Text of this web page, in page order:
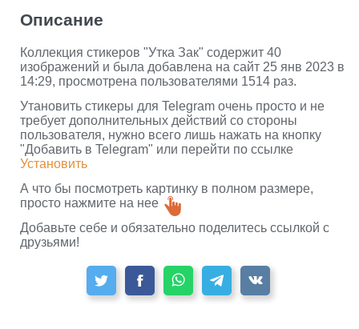
Описание
Коллекция стикеров "Утка Зак" содержит 40
изображений и была добавлена на сайт 25 янв 2023 в
14:29, просмотрена пользователями 1514 раз.
Утановить стикеры для Telegram очень просто и не
требует дополнительных действий со стороны
пользователя, нужно всего лишь нажать на кнопку
"Добавить в Telegram" или перейти по ссылке
Установить
А что бы посмотреть картинку в полном размере,
просто нажмите на нее
Добавьте себе и обязательно поделитесь ссылкой с
друзьями!